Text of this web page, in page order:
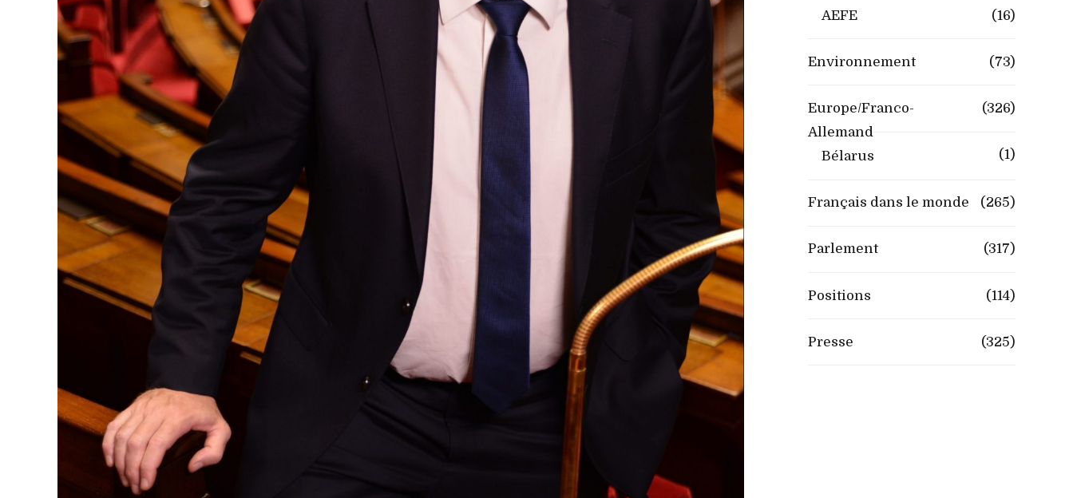
AEFE (16)
Environnement (73)
Europe/Franco-
Allemand
(326)
Bélarus (1)
Français dans le monde (265)
Parlement (317)
Positions (114)
Presse (325)